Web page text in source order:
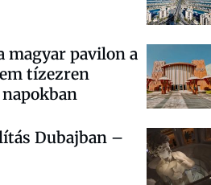
magyar pavilon a
tízezren
Dubajban –